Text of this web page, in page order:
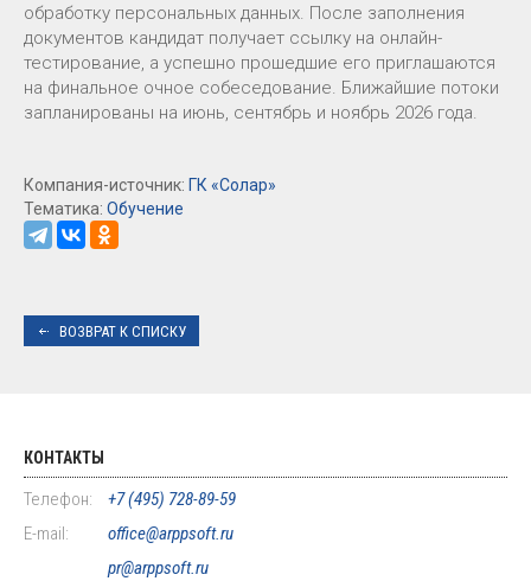
обработку персональных данных. После заполнения
документов кандидат получает ссылку на онлайн-
тестирование, а успешно прошедшие его приглашаются
на финальное очное собеседование. Ближайшие потоки
запланированы на июнь, сентябрь и ноябрь 2026 года.
Компания-источник: ГК «Солар»
Тематика: Обучение
ВОЗВРАТ К СПИСКУ
КОНТАКТЫ
Телефон:
+7 (495) 728-89-59
E-mail:
office@arppsoft.ru
pr@arppsoft.ru